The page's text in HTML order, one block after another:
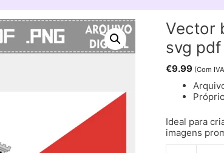
Vector
svg
€9.99 (Com
Ideal para
imagens